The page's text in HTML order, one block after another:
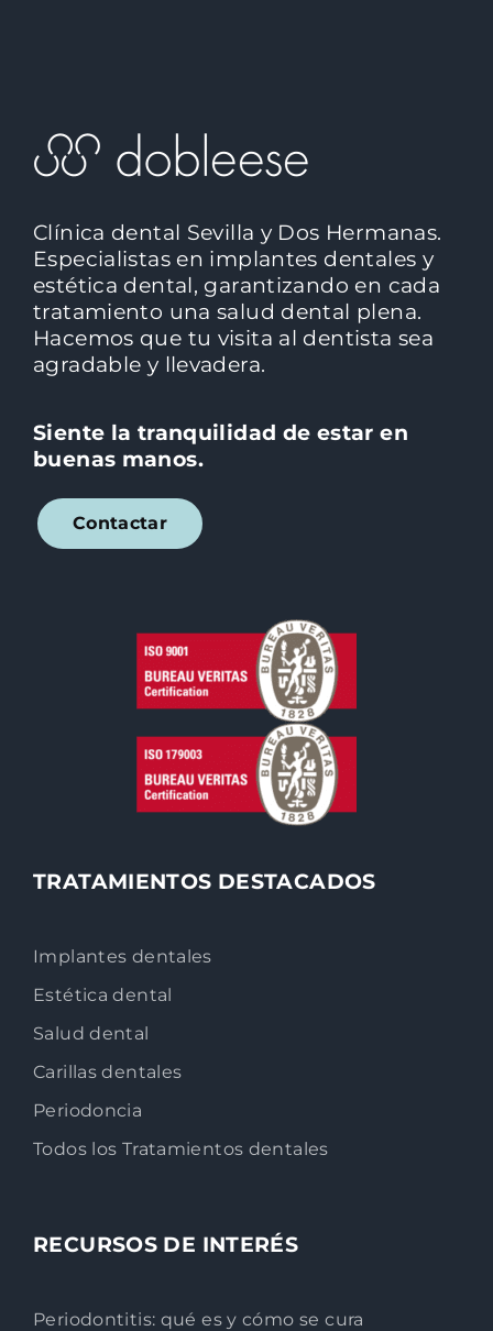
Clínica dental Sevilla y Dos Hermanas.
Especialistas en implantes dentales y
estética dental, garantizando en cada
tratamiento una salud dental plena.
Hacemos que tu visita al dentista sea
agradable y llevadera.
Siente la tranquilidad de estar en
buenas manos.
Contactar
TRATAMIENTOS DESTACADOS
Implantes dentales
Estética dental
Salud dental
Carillas dentales
Periodoncia
Todos los Tratamientos dentales
RECURSOS DE INTERÉS
Periodontitis: qué es y cómo se cura